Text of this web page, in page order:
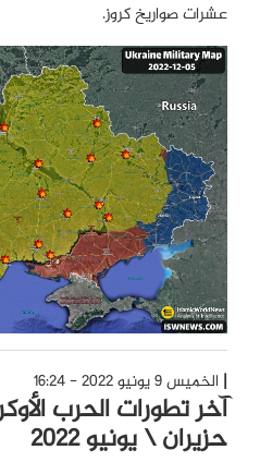
عشرات صواريخ كروز.
الخميس 9 يونيو 2022 - 16:24
حزيران \ يونيو 2022